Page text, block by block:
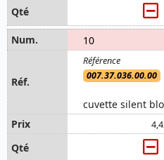
10
007.37.036.00.00
cuvette silent